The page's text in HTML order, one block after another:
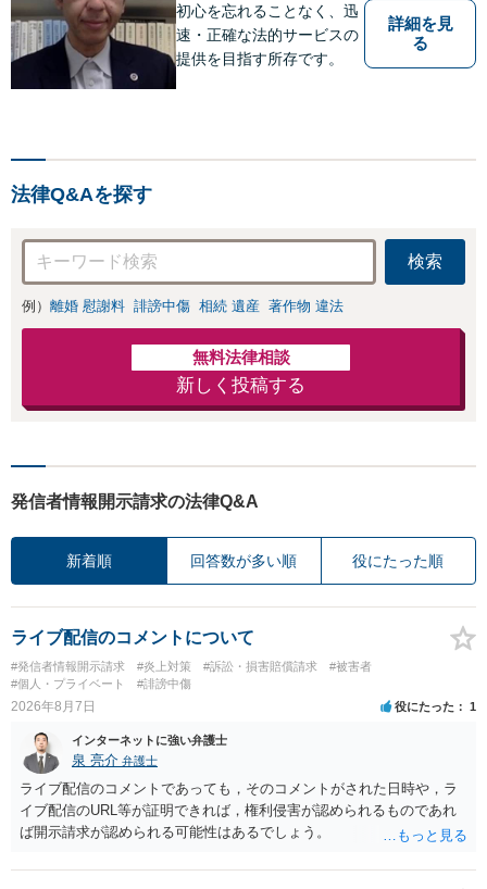
初心を忘れることなく、迅
速・正確な法的サービスの
提供を目指す所存です。
詳細を見
る
法律Q&Aを探す
検索
例） 離婚 慰謝料 誹謗中傷 相続 遺産 著作物 違法
無料法律相談
新しく投稿する
発信者情報開示請求の法律Q&A
新着順 回答数が多い順 役にたった順
ライブ配信のコメントについて
#発信者情報開示請求 #炎上対策 #訴訟・損害賠償請求
#被害者
#個人・プライベート
#誹謗中傷
2026年8月7日 役にたった 1
インターネットに強い弁護士
泉 亮介 弁護士
ライブ配信のコメントであっても，そのコメントがされた日時や，ラ
イブ配信のURL等が証明できれば，権利侵害が認められるものであれ
ば開示請求が認められる可能性はあるでしょう。